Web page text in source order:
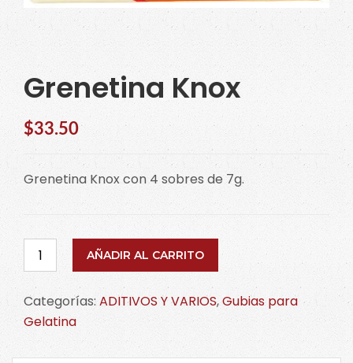
Grenetina Knox
$33.50
Grenetina Knox con 4 sobres de 7g.
Grenetina
Knox
cantidad
AÑADIR AL CARRITO
Categorías: ADITIVOS Y VARIOS,Gubias para
Gelatina